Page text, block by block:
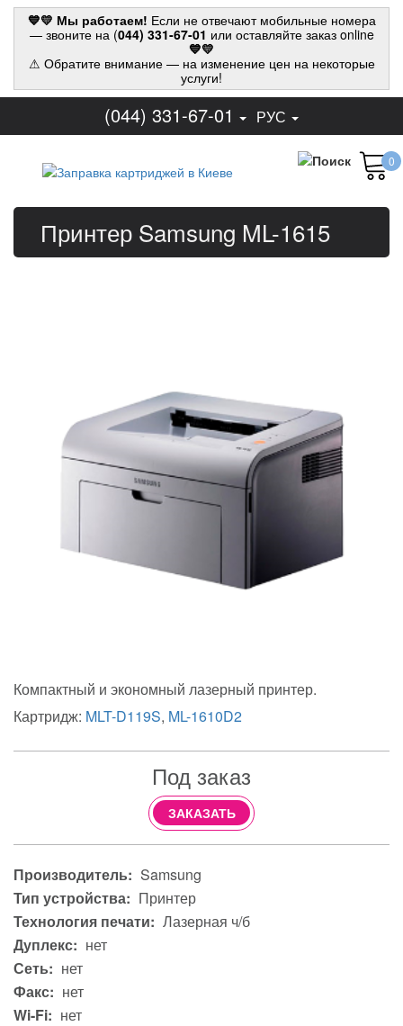
💙💛 Мы работаем! Если не отвечают мобильные номера
— звоните на (044) 331-67-01 или оставляйте заказ online
💙💛
⚠ Обратите внимание — на изменение цен на некоторые
услуги!
(044) 331-67-01 РУС
0
Принтер Samsung ML-1615
Компактный и экономный лазерный принтер.
Картридж: MLT-D119S, ML-1610D2
Под заказ
ЗАКАЗАТЬ
Производитель: Samsung
Тип устройства: Принтер
Технология печати: Лазерная ч/б
Дуплекс: нет
Сеть: нет
Факс: нет
Wi-Fi: нет